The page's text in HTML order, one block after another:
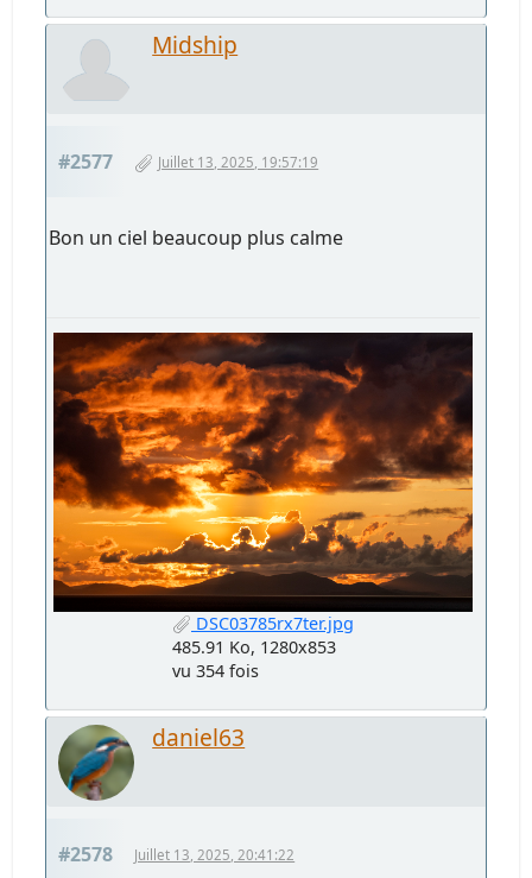
Midship
#2577 Juillet 13, 2025, 19:57:19
Bon un ciel beaucoup plus calme
DSC03785rx7ter.jpg
485.91 Ko, 1280x853
vu 354 fois
daniel63
#2578 Juillet 13, 2025, 20:41:22